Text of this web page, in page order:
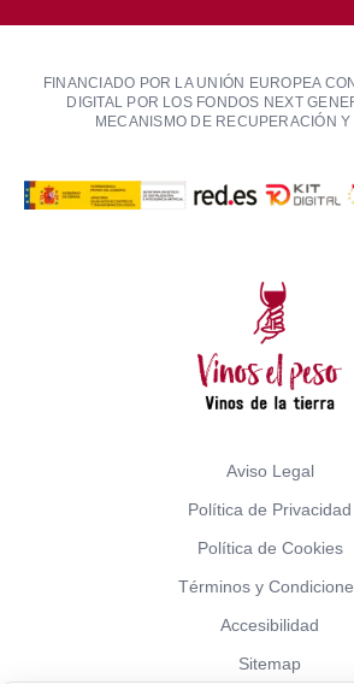
FINANCIADO POR LA UNIÓN EUROPEA
DIGITAL POR LOS FONDOS NEXT
MECANISMO DE RECUPERACIÓN
Aviso Legal
Política de Privacidad
Política de Cookies
Términos y
Accesibilidad
Sitemap